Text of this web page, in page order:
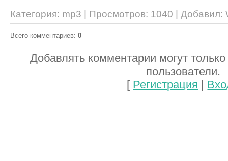
Категория: mp3 Просмотров: 1040 | Добавил:
Всего комментариев: 0
Добавлять комментарии могут
пользователи.
[ Регистрация |